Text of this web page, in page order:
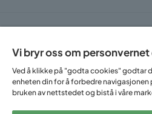
Vi bryr oss om
Ved å klikke på "godta cookies" godtar
enheten din for å forbedre
bruken av nettstedet og bistå i våre